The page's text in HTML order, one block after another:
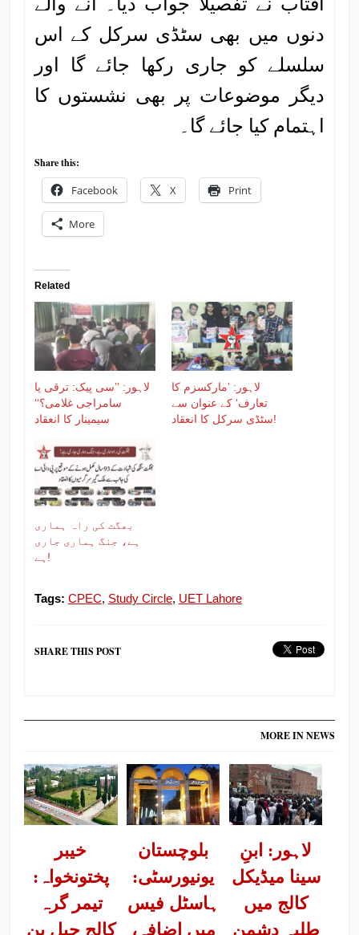
دنوں میں بھی سٹڈی سرکل کے اس
سلسلے کو جاری رکھا جائے گا اور
دیگر موضوعات پر بھی نشستوں کا
اہتمام کیا جائے گا۔
Share this:
Facebook X Print
More
Related
لاہور: ’’سی پیک: ترقی یا
سامراجی غلامی؟‘‘
سیمینار کا انعقاد
لاہور: ’مارکسزم کا
تعارف‘ کے عنوان سے
سٹڈی سرکل کا انعقاد!
بھگت کی راہ ہماری
ہے، جنگ ہماری جاری
ہے!
Tags: CPEC, Study Circle, UET Lahore
SHARE THIS POST
MORE IN NEWS
خیبر
پختونخواہ:
تیمر گرہ
کالج جیل بن
بلوچستان
یونیورسٹی:
ہاسٹل فیس
میں اضافہ،
لاہور: ابنِ
سینا میڈیکل
کالج میں
طلبہ دشمن